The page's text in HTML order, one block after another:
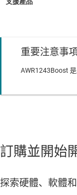
TCAN1042HGV-Q1 —具
LP87524B-Q1
適用於
重要注意事
AWR1243Boost 是
訂購並開始
探索硬體、軟體